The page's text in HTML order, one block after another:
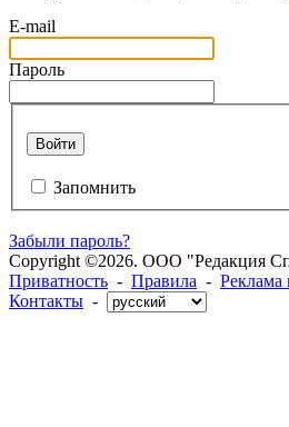
E-mail
Пароль
Войти
Запомнить
Забыли пароль?
Copyright ©2026. ООО "Редакция
Приватность - Правила - Реклама
Контакты -